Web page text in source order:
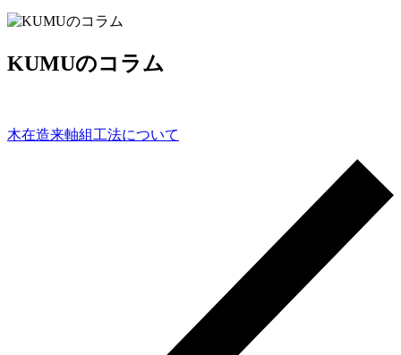
KUMUのコラム
木在造来軸組工法について